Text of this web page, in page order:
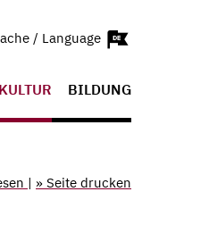
/ Language
KULTUR BILDUNG
| » Seite drucken